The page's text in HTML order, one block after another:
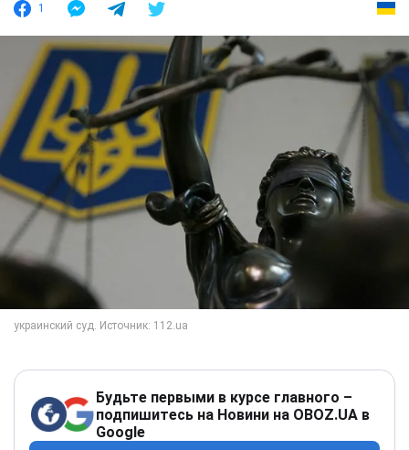
1
Будьте первыми в курсе главного –
подпишитесь на Новини на OBOZ.UA в
Google